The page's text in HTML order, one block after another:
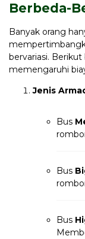
Berbeda-
Banyak orang
bervariasi.
memengaruhi
Jenis
Bus
Bus
Bus